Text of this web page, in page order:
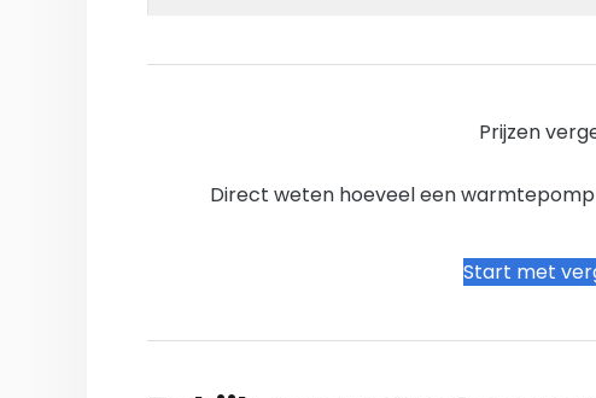
Prijzen
Direct weten hoeveel een
Start met